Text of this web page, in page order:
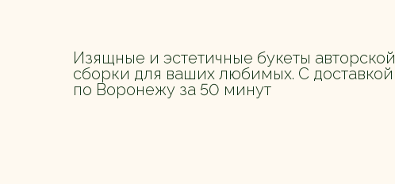
Изящные и эстетичные букеты авторской
сборки для ваших любимых. С доставкой
по Воронежу за 50 минут